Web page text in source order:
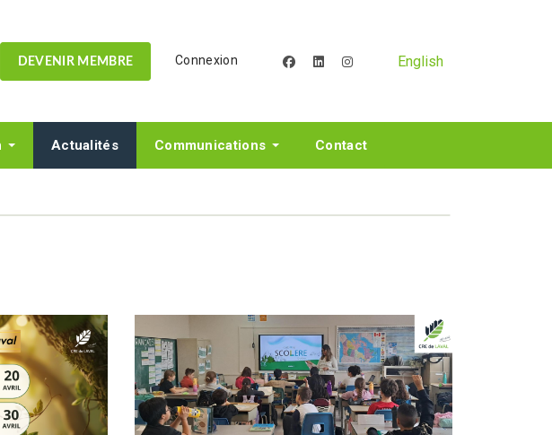
DEVENIR MEMBRE Connexion facebooklinkedininstagramEnglish
Actualités Communications Contact